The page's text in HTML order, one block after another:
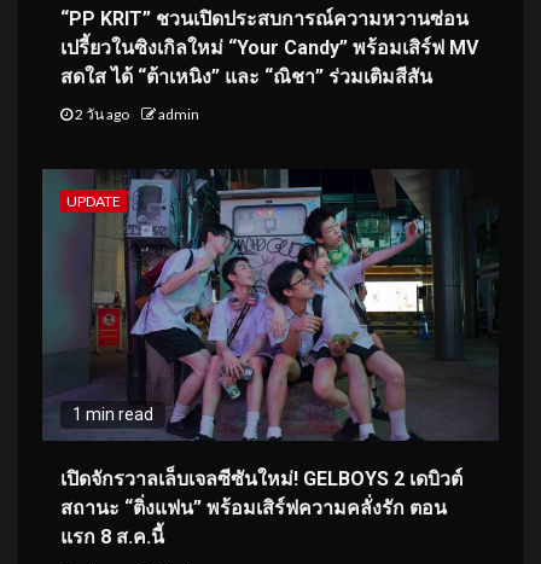
“PP KRIT” ชวนเปิดประสบการณ์ความหวานซ่อน
เปรี้ยวในซิงเกิลใหม่ “Your Candy” พร้อมเสิร์ฟ MV
สดใส ได้ “ต้าเหนิง” และ “ณิชา” ร่วมเติมสีสัน
2 วัน ago admin
UPDATE
1 min read
เปิดจักรวาลเล็บเจลซีซันใหม่! GELBOYS 2 เดบิวต์
สถานะ “ติ่งแฟน” พร้อมเสิร์ฟความคลั่งรัก ตอน
แรก 8 ส.ค.นี้